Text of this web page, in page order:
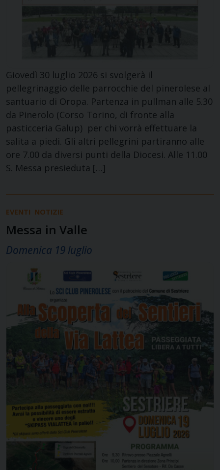
Giovedì 30 luglio 2026 si svolgerà il
pellegrinaggio delle parrocchie del pinerolese al
santuario di Oropa. Partenza in pullman alle 5.30
da Pinerolo (Corso Torino, di fronte alla
pasticceria Galup) per chi vorrà effettuare la
salita a piedi. Gli altri pellegrini partiranno alle
ore 7.00 da diversi punti della Diocesi. Alle 11.00
S. Messa presieduta […]
EVENTI NOTIZIE
Messa in Valle
Domenica 19 luglio